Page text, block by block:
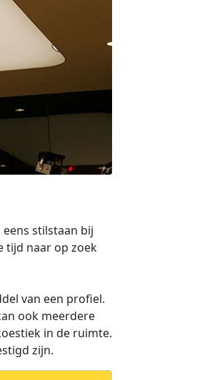
stilstaan bij
tijd naar op zoek
van een profiel.
ook meerdere
in de ruimte.
zijn.